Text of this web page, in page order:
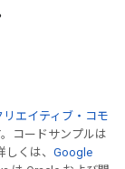
リエイティブ・コモ
コードサンプルは
くは、 Google